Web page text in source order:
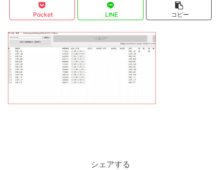
Pocket LINE コピー
シェアする